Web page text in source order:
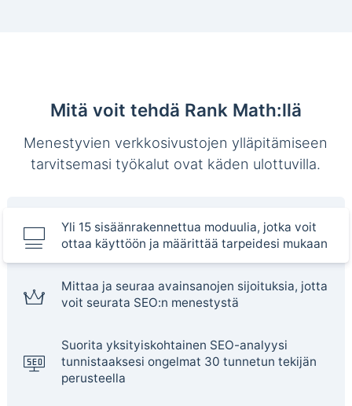
Mitä voit tehdä Rank Math:llä
Menestyvien verkkosivustojen ylläpitämiseen
tarvitsemasi työkalut ovat käden ulottuvilla.
Yli 15 sisäänrakennettua moduulia, jotka voit
ottaa käyttöön ja määrittää tarpeidesi mukaan
Mittaa ja seuraa avainsanojen sijoituksia, jotta
voit seurata SEO:n menestystä
Suorita yksityiskohtainen SEO-analyysi
tunnistaaksesi ongelmat 30 tunnetun tekijän
perusteella